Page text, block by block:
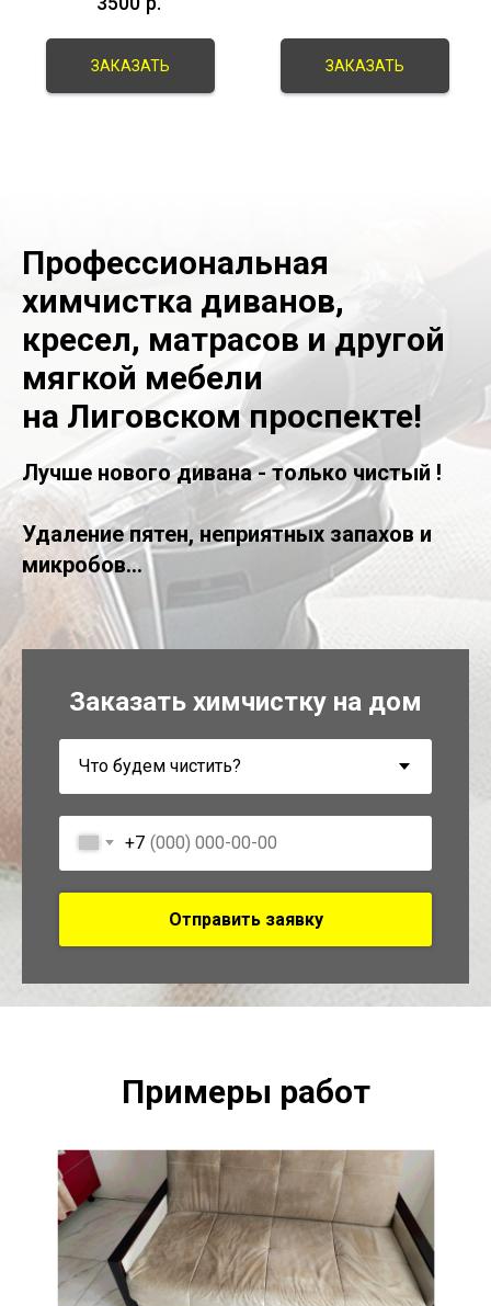
ЗАКАЗАТЬ ЗАКАЗАТЬ
Профессиональная
химчистка диванов,
кресел, матрасов и другой
мягкой мебели
на Лиговском проспекте!
Лучше нового дивана - только чистый !
Удаление пятен, неприятных запахов и
микробов...
Заказать химчистку на дом
+7
Отправить заявку
Примеры работ